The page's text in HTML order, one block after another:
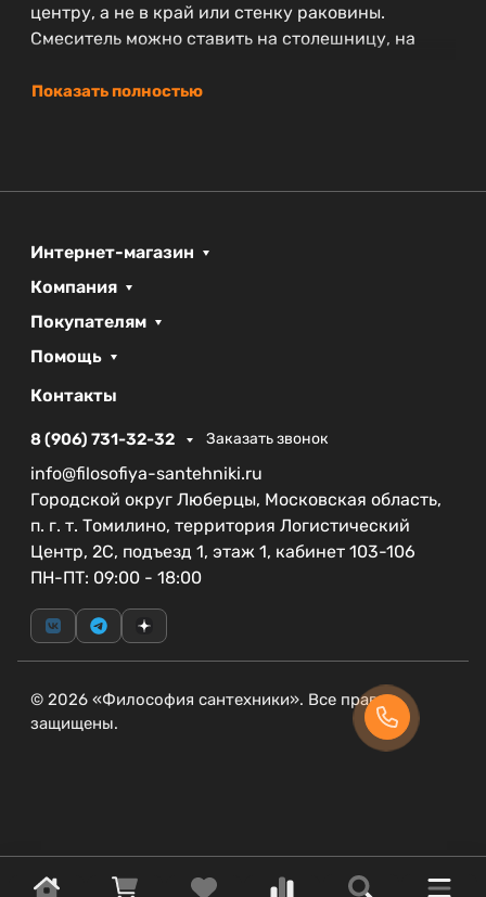
центру, а не в край или стенку раковины.
Смеситель можно ставить на столешницу, на
каждый вариант требует своих расстояний и
место под чашу около 60 см и хочется оставить
размеры лучше сверить до заказа, чтобы
раковина не выступала за край и не мешала
пользоваться зоной умывания.
Что проверить перед покупкой
подходит ли ширина 60,5 см под вашу
где будет стоять смеситель;
хватает ли высоты для накладной чаши;
совпадает ли слив с подготовленными
коммуникациями;
не будет ли раковина мешатьзеркалу, шкафу
или проходу.
Показать полностью
Интернет-магазин
Компания
Покупателям
Помощь
Контакты
8 (906) 731-32-32 Заказать звонок
info@filosofiya-santehniki.ru
Городской округ Люберцы, Московская область,
п. г. т. Томилино, территория Логистический
Центр, 2С, подъезд 1, этаж 1, кабинет 103-106
ПН-ПТ: 09:00 - 18:00
© 2026 «Философия сантехники». Все права
защищены.